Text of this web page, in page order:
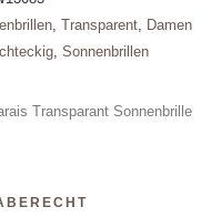
Transparent Damen
Sonnenbrillen
Transparant Sonnenbrille